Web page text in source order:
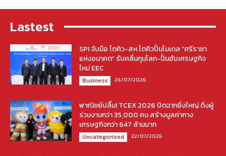
Lastest
SPI จับมือ โตคิว-สห โตคิวปั้นโมเดล “ศรีราชา
แห่งอนาคต” รับคลื่นทุนโลก-ปั้นฮับเศรษฐกิจ
ใหม่ EEC
Business 26/07/2026
พาณิชย์ปลื้ม! TCEX 2026 ปิดฉากยิ่งใหญ่ ดึงผู้
ร่วมงานกว่า 35,000 คน สร้างมูลค่าทาง
เศรษฐกิจกว่า 647 ล้านบาท
Uncategorized 22/07/2026